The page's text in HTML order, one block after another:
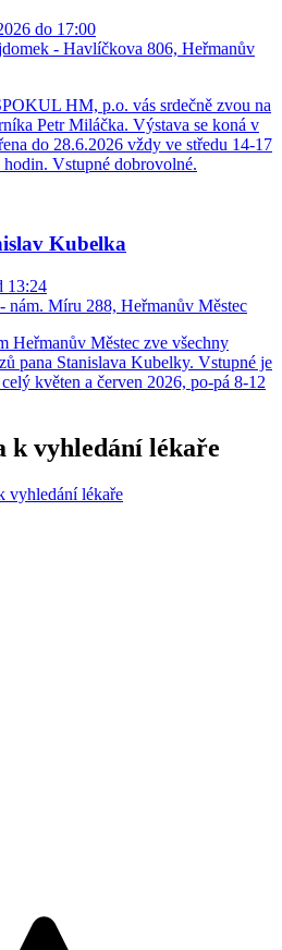
do 17:00
- Havlíčkova 806, Heřmanův
HM, p.o. vás srdečně zvou na
Petr Miláčka. Výstava se koná v
do 28.6.2026 vždy ve středu 14-17
Vstupné dobrovolné.
Kubelka
13:24
nám. Míru 288, Heřmanův Městec
Heřmanův Městec zve všechny
pana Stanislava Kubelky. Vstupné je
květen a červen 2026, po-pá 8-12
vyhledání lékaře
vyhledání lékaře